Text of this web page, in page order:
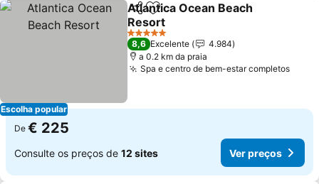
Escolha popular
PartilharAdicionar aos favoritos
Atlantica Ocean Beach
Resort
5 Estrelas
8,6 Excelente
4.984
a 0.2 km da praia
Spa e centro de bem-estar completos
De € 225
Consulte os preços de 12 sites Ver preços